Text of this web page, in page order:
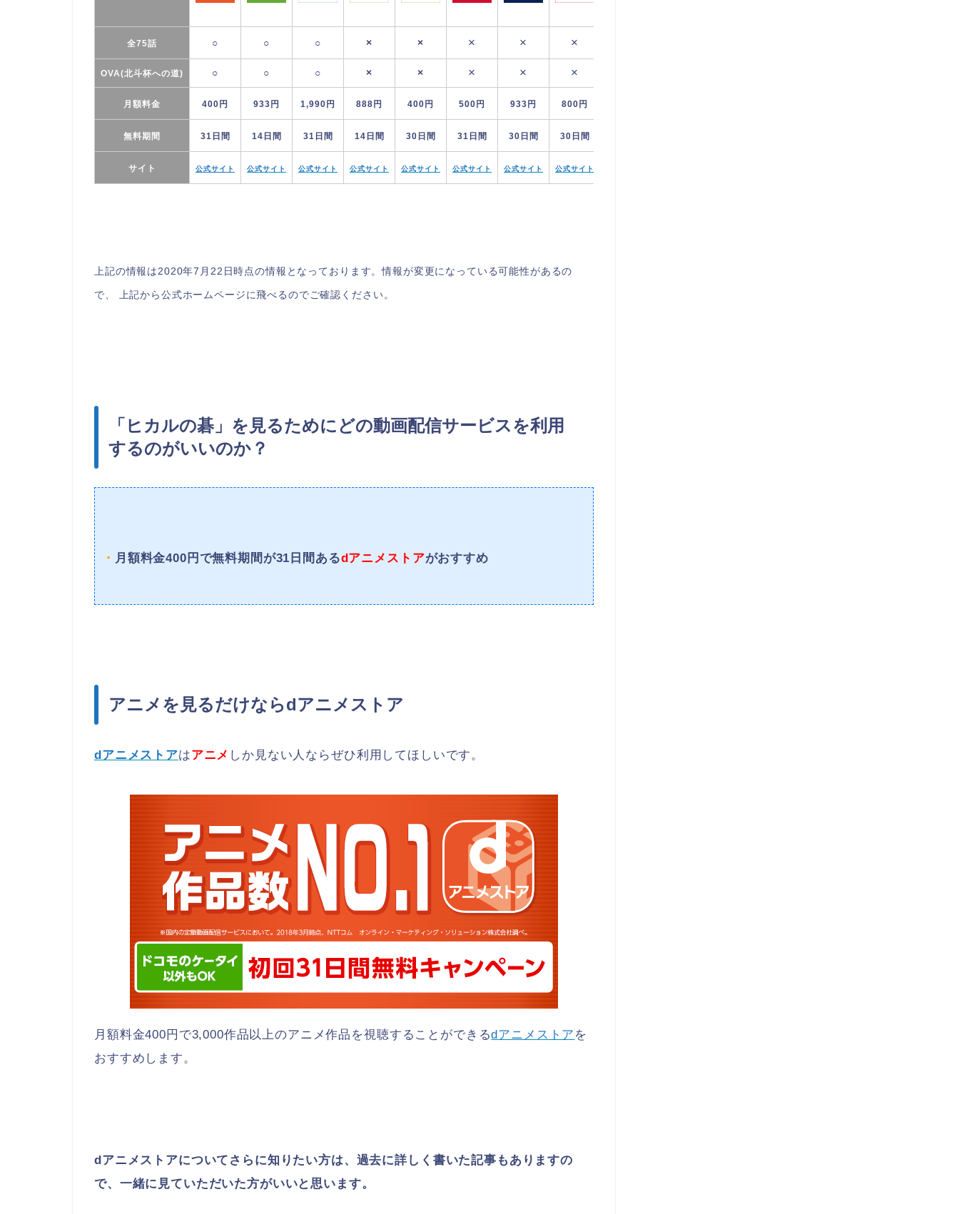
全75話 ○ ○ ○ × × × × ×
OVA(北斗杯への道) ○ ○ ○ × × × × ×
月額料金 400円 933円 1,990円 888円 400円 500円 933円 800円
無料期間 31日間 14日間 31日間 14日間 30日間 31日間 30日間 30日間
サイト 公式サイト 公式サイト 公式サイト 公式サイト 公式サイト 公式サイト 公式サイト 公式サイト
上記の情報は2020年7月22日時点の情報となっております。情報が変更になっている可能性があるの
で、 上記から公式ホームページに飛べるのでご確認ください。
「ヒカルの碁」を見るためにどの動画配信サービスを利用
するのがいいのか？
・ 月額料金400円で無料期間が31日間あるdアニメストアがおすすめ
アニメを見るだけならdアニメストア
dアニメストアはアニメ しか見ない人ならぜひ利用してほしいです。
月額料金400円で3,000作品以上のアニメ作品を視聴することができるdアニメストア を
おすすめします。
dアニメストアについてさらに知りたい方は、過去に詳しく書いた記事もありますの
で、一緒に見ていただいた方がいいと思います。